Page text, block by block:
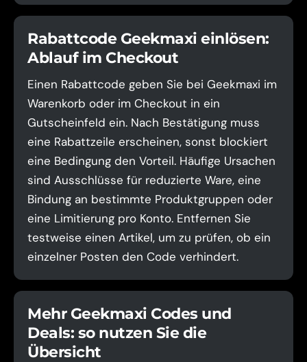
Rabattcode Geekmaxi einlösen:
Ablauf im Checkout
Einen Rabattcode geben Sie bei Geekmaxi im
Warenkorb oder im Checkout in ein
Gutscheinfeld ein. Nach Bestätigung muss
eine Rabattzeile erscheinen, sonst blockiert
eine Bedingung den Vorteil. Häufige Ursachen
sind Ausschlüsse für reduzierte Ware, eine
Bindung an bestimmte Produktgruppen oder
eine Limitierung pro Konto. Entfernen Sie
testweise einen Artikel, um zu prüfen, ob ein
einzelner Posten den Code verhindert.
Mehr Geekmaxi Codes und
Deals: so nutzen Sie die
Übersicht